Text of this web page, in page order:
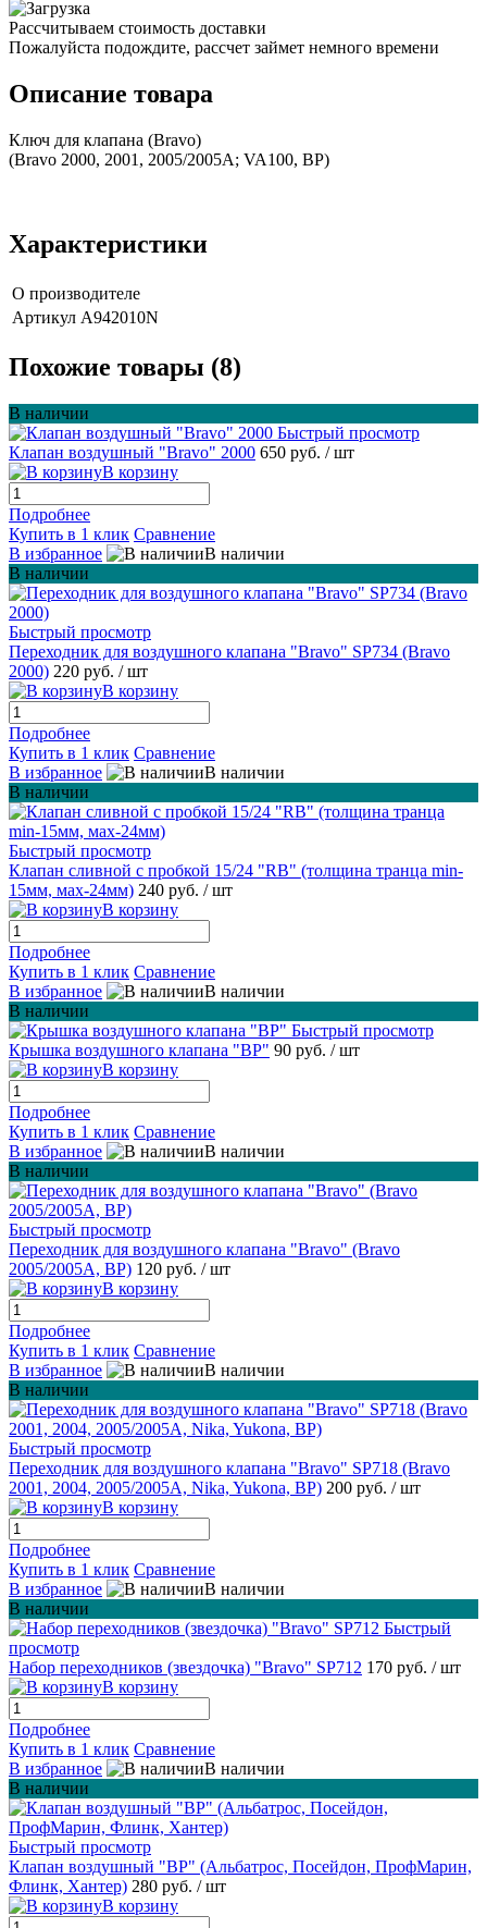
Рассчитываем стоимость доставки
Пожалуйста подождите, рассчет займет немного времени
Описание товара
Ключ для клапана (Bravo)
(Bravo 2000, 2001, 2005/2005A; VA100, BP)
Характеристики
О производителе
Артикул A942010N
Похожие товары (8)
В наличии
Быстрый просмотр
Клапан воздушный "Bravo" 2000 650 руб. / шт
В корзину
Подробнее
Купить в 1 клик Сравнение
В избранное
В наличии
В наличии
Быстрый просмотр
Переходник для воздушного клапана "Bravo" SP734 (Bravo
2000) 220 руб. / шт
В корзину
Подробнее
Купить в 1 клик Сравнение
В избранное
В наличии
В наличии
Быстрый просмотр
Клапан сливной с пробкой 15/24 "RB" (толщина транца min-
15мм, мах-24мм) 240 руб. / шт
В корзину
Подробнее
Купить в 1 клик Сравнение
В избранное
В наличии
В наличии
Быстрый просмотр
Крышка воздушного клапана "BP" 90 руб. / шт
В корзину
Подробнее
Купить в 1 клик Сравнение
В избранное
В наличии
В наличии
Быстрый просмотр
Переходник для воздушного клапана "Bravo" (Bravo
2005/2005A, BP) 120 руб. / шт
В корзину
Подробнее
Купить в 1 клик Сравнение
В избранное
В наличии
В наличии
Быстрый просмотр
Переходник для воздушного клапана "Bravo" SP718 (Bravo
2001, 2004, 2005/2005A, Nika, Yukona, BP) 200 руб. / шт
В корзину
Подробнее
Купить в 1 клик Сравнение
В избранное
В наличии
В наличии
Быстрый
просмотр
Набор переходников (звездочка) "Bravo" SP712 170 руб. / шт
В корзину
Подробнее
Купить в 1 клик Сравнение
В избранное
В наличии
В наличии
Быстрый просмотр
Клапан воздушный "BP" (Альбатрос, Посейдон, ПрофМарин,
Флинк, Хантер) 280 руб. / шт
В корзину